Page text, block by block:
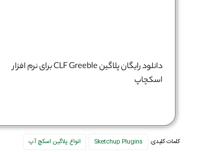
دانلود رایگان پلاگین CLF Greeble برای نرم افزار
اسکچاپ
کلمات کلیدی: Sketchup Plugins
انواع پلاگین اسکچ آپ